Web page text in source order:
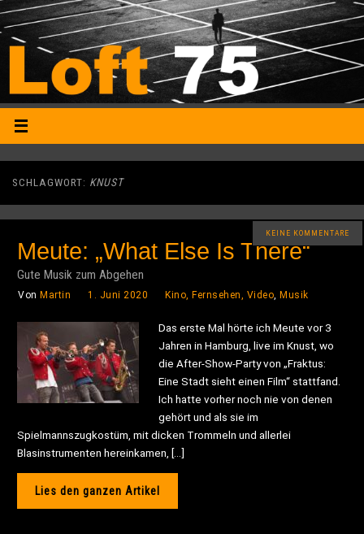
SCHLAGWORT: KNUST
KEINE KOMMENTARE
Meute: „What Else Is There“
Gute Musik zum Abgehen
Von Martin 1. Juni 2020 Kino, Fernsehen, Video, Musik
Das erste Mal hörte ich Meute vor 3
Jahren in Hamburg, live im Knust, wo
die After-Show-Party von „Fraktus:
Eine Stadt sieht einen Film“ stattfand.
Ich hatte vorher noch nie von denen
gehört und als sie im
Spielmannszugkostüm, mit dicken Trommeln und allerlei
Blasinstrumenten hereinkamen, […]
Lies den ganzen Artikel